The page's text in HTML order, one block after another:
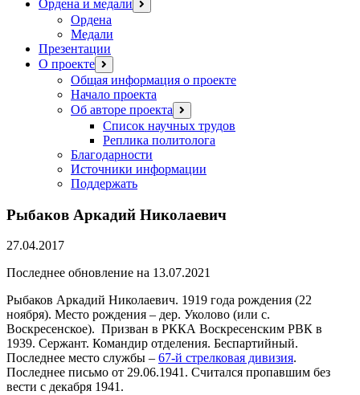
Ордена и медали открыть
меню
Ордена
Медали
Презентации
О проекте открыть
меню
Общая информация о проекте
Начало проекта
Об авторе проекта открыть
меню
Список научных трудов
Реплика политолога
Благодарности
Источники информации
Поддержать
Рыбаков Аркадий Николаевич
27.04.2017
Последнее обновление на 13.07.2021
Рыбаков Аркадий Николаевич. 1919 года рождения (22
ноября). Место рождения – дер. Уколово (или с.
Воскресенское). Призван в РККА Воскресенским РВК в
1939. Сержант. Командир отделения. Беспартийный.
Последнее место службы – 67-й стрелковая дивизия.
Последнее письмо от 29.06.1941. Считался пропавшим без
вести с декабря 1941.